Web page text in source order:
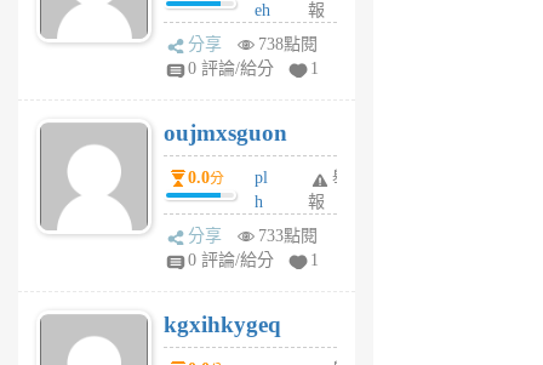
v
A
V
個
月
前
eh
ld
gy
個
月
前
報
分享
738點閱
0 評論/給分
1
oujmxsguon
0.0分
pl
h
wi
w
6
個
舉
報
分享
733點閱
0 評論/給分
1
kgxihkygeq